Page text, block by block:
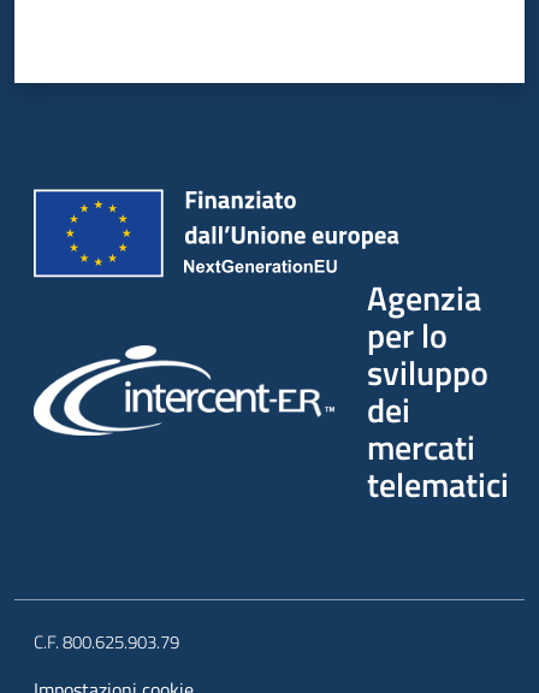
Agenzia
per lo
sviluppo
dei
mercati
telematici
C.F. 800.625.903.79